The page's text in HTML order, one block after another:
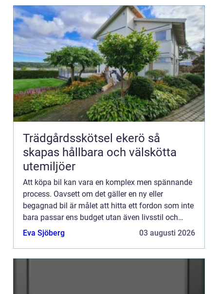
Trädgårdsskötsel ekerö så
skapas hållbara och välskötta
utemiljöer
Att köpa bil kan vara en komplex men spännande
process. Oavsett om det gäller en ny eller
begagnad bil är målet att hitta ett fordon som inte
bara passar ens budget utan även livsstil och
behov. I denna artikel guidar v...
Eva Sjöberg 03 augusti 2026